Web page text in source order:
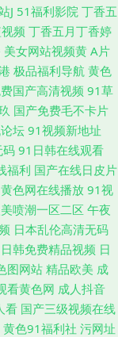
J 51福利影院 丁香五
频 丁香五月丁香婷
美女网站视频黄 A片
极品福利导航 黄色
国产高清视频 91草
国产免费毛不卡片
坛 91视频新地址
码91日韩在线观看
福利 国产在线日皮片
黄色网在线播放 91视
喷潮一区二区 午夜
日本乱伦高清无码
日韩免费精品视频 日
图网站 精品欧美 成
看黄色网 成人抖音
看 国产三级视频在线
黄色91福利社 污网址